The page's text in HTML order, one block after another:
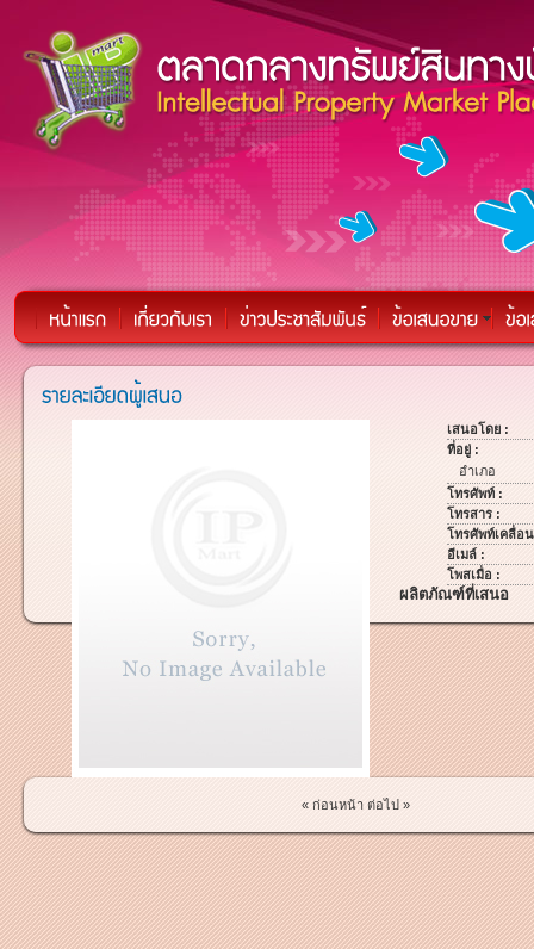
เสนอโดย :
ที่อยู่ :
อำเภอ
โทรศัพท์ :
โทรสาร :
โทรศัพท์เคลื่อ
อีเมล์ :
โพสเมื่อ :
ผลิตภัณฑ์ที่เสนอ
« ก่อนหน้า ต่อไป »